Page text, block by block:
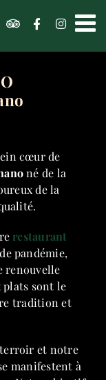
cœur de
né de la
de la
restaurant
pandémie,
renouvelle
sont le
tradition et
et notre
manifestent à